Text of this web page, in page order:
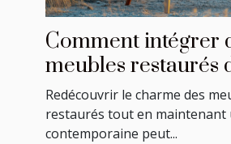
Comment intégrer
meubles restaurés
décoration
Redécouvrir le charme des
restaurés tout en maintenant
contemporaine peut...